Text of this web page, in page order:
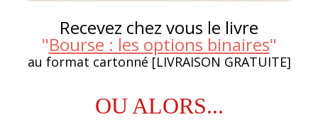
Recevez chez vous le livre
"Bourse : les options binaires"
au format cartonné [LIVRAISON GRATUITE]
OU ALORS...